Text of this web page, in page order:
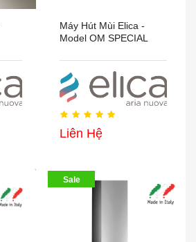
Máy Hút Mùi Elica -
Model OM SPECIAL
Liên Hệ
Sale